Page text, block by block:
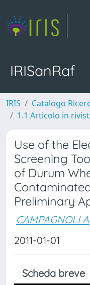
IRISanRaf
IRIS Catalogo
1.1 Articolo in
Use of the
Screening
of Durum
Preliminary
CAMPAGNOLI A
2011-01-01
Scheda breve